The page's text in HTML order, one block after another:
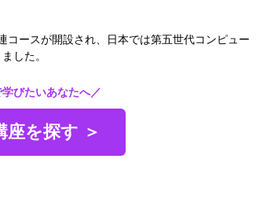
コースが開設され、日本では第五世代コンピュー
した。
びたいあなたへ／
座を探す ＞